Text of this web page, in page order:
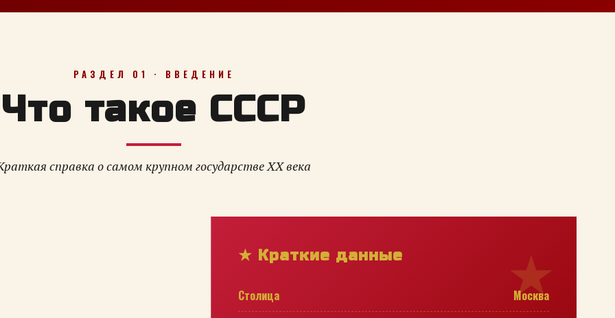
РАЗДЕЛ 01 · ВВЕДЕНИЕ
Что такое СССР
справка о самом крупном государстве XX века
★ Краткие данные
Столица
Москва